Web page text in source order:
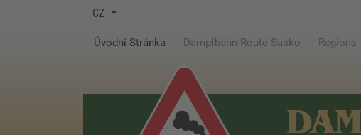
CZ
Úvodní Stránka (current)
Dampfbahn-Route Sasko Regions